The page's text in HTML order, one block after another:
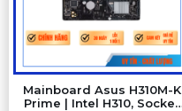
Mainboard Asus H310M-K
Prime | Intel H310, Socket